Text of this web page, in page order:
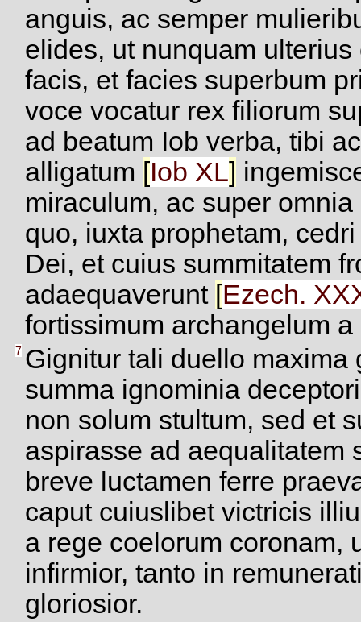
anguis, ac semper
elides, ut nunquam
facis, et facies superbum
voce vocatur rex filiorum
ad beatum Iob verba, tibi
alligatum [Iob XL]
miraculum, ac super
quo, iuxta prophetam,
Dei, et cuius summitatem
adaequaverunt [Ezech.
fortissimum archangelum
7 Gignitur tali duello
summa ignominia
non solum stultum, sed et
aspirasse ad aequalitatem
breve luctamen ferre
caput cuiuslibet victricis
a rege coelorum coronam,
infirmior, tanto in
gloriosior.